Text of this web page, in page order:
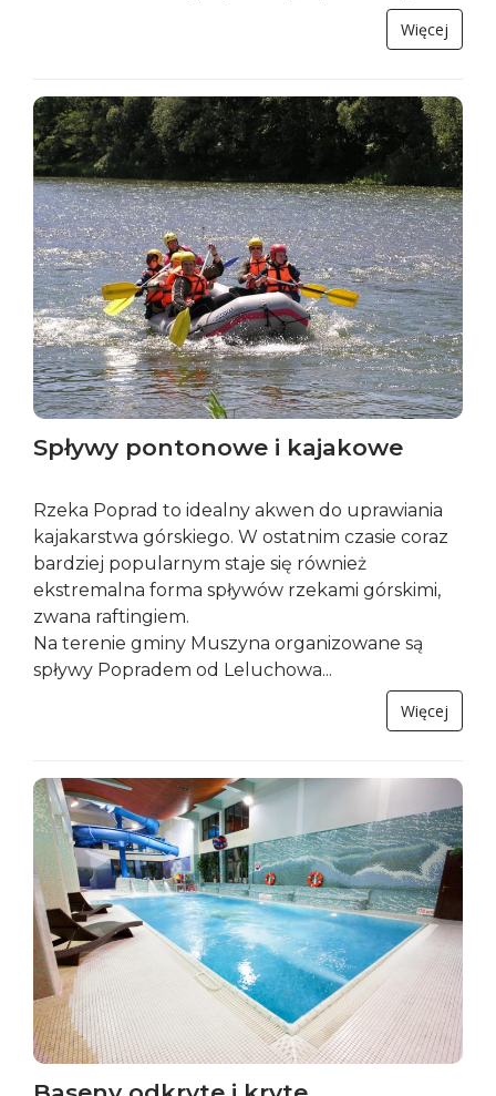
Więcej
Spływy pontonowe i kajakowe
Rzeka Poprad to idealny akwen do uprawiania
kajakarstwa górskiego. W ostatnim czasie coraz
bardziej popularnym staje się również
ekstremalna forma spływów rzekami górskimi,
zwana raftingiem.
Na terenie gminy Muszyna organizowane są
spływy Popradem od Leluchowa...
Więcej